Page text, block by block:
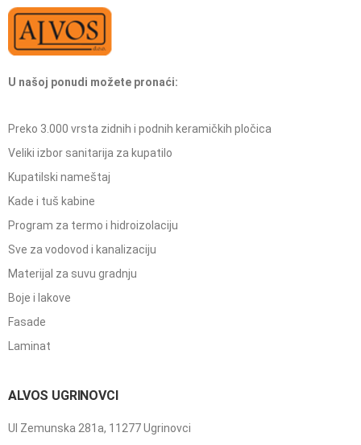
U našoj ponudi možete pronaći:
Preko 3.000 vrsta zidnih i podnih keramičkih pločica
Veliki izbor sanitarija za kupatilo
Kupatilski nameštaj
Kade i tuš kabine
Program za termo i hidroizolaciju
Sve za vodovod i kanalizaciju
Materijal za suvu gradnju
Boje i lakove
Fasade
Laminat
ALVOS UGRINOVCI
Ul Zemunska 281a, 11277 Ugrinovci